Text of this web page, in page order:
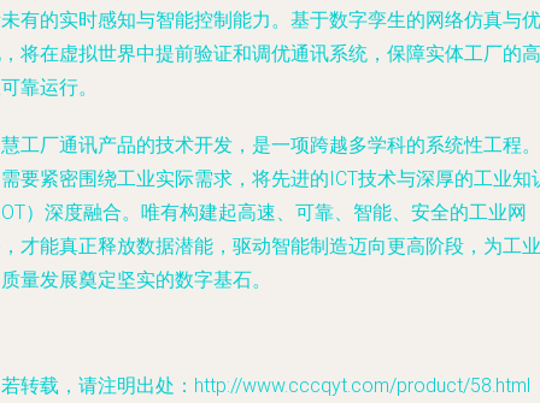
有的实时感知与智能控制能力。基于数字孪生的网络仿真与优
将在虚拟世界中提前验证和调优通讯系统，保障实体工厂的高
靠运行。
工厂通讯产品的技术开发，是一项跨越多学科的系统性工程。
要紧密围绕工业实际需求，将先进的ICT技术与深厚的工业知
）深度融合。唯有构建起高速、可靠、智能、安全的工业网
才能真正释放数据潜能，驱动智能制造迈向更高阶段，为工业
量发展奠定坚实的数字基石。
转载，请注明出处：http://www.cccqyt.com/product/58.html